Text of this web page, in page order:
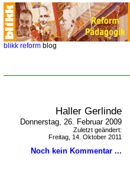
blikk reform blog
Haller Gerlinde
Donnerstag, 26. Februar 2009
Zuletzt geändert:
Freitag, 14. Oktober 2011
Noch kein Kommentar ...